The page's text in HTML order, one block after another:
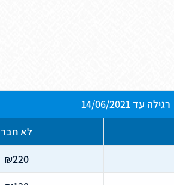
רגילה עד 14/06/2021
לא חבר
₪220